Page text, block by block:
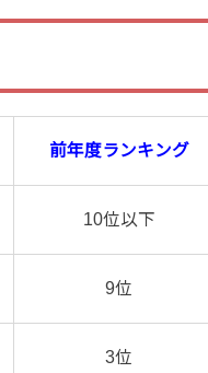
前年度ランキング
10位以下
9位
3位